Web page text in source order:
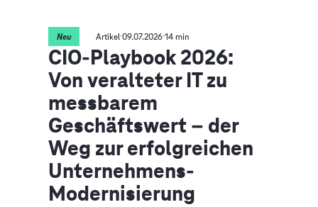
Neu Artikel 09.07.2026 14 min
CIO-Playbook 2026:
Von veralteter IT zu
messbarem
Geschäftswert – der
Weg zur erfolgreichen
Unternehmens-
Modernisierung